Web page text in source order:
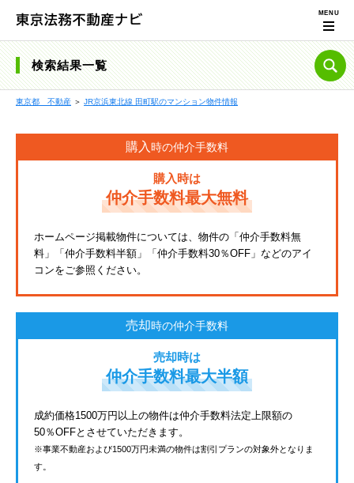
検索結果一覧
東京都 不動産 ＞ JR京浜東北線 田町駅のマンション物件情報
購入時の仲介手数料
購入時は
仲介手数料最大無料
ホームページ掲載物件については、物件の「仲介手数料無
料」「仲介手数料半額」「仲介手数料30％OFF」などのアイ
コンをご参照ください。
売却時の仲介手数料
売却時は
仲介手数料最大半額
成約価格1500万円以上の物件は仲介手数料法定上限額の
50％OFFとさせていただきます。
※事業不動産および1500万円未満の物件は割引プランの対象外となりま
す。